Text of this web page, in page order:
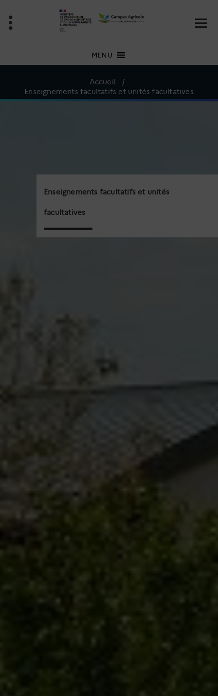
contenu
MENU
Accueil /
Enseignements facultatifs et unités facultatives
Enseignements facultatifs et unités
facultatives